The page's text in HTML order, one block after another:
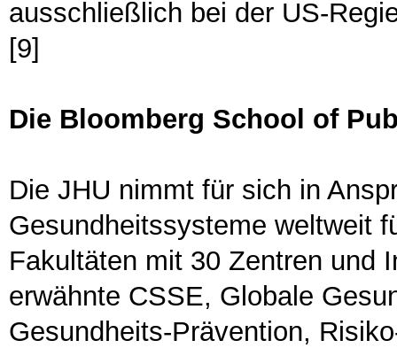
ausschließlich bei der US-
[9]
Die Bloomberg School of
Die JHU nimmt für sich in
Gesundheitssysteme weltweit
Fakultäten mit 30 Zentren und
erwähnte CSSE, Globale
Gesundheits-Prävention,